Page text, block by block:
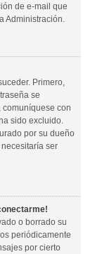
de e-mail que
Administración.
Primero,
se
comuníquese con
sido excluido.
por su dueño
ser
o borrado su
periódicamente
por cierto